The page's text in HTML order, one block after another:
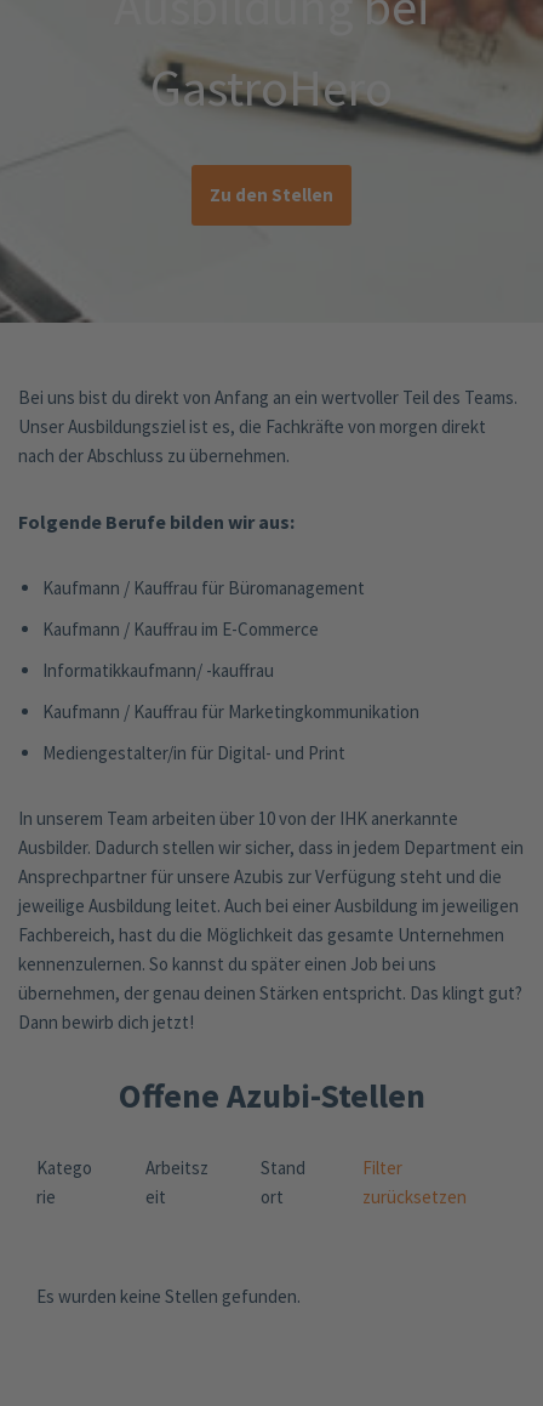
GastroHero
Zu den Stellen
Bei uns bist du direkt von Anfang an ein wertvoller Teil des Teams.
Unser Ausbildungsziel ist es, die Fachkräfte von morgen direkt
nach der Abschluss zu übernehmen.
Folgende Berufe bilden wir aus:
Kaufmann / Kauffrau für Büromanagement
Kaufmann / Kauffrau im E-Commerce
Informatikkaufmann/ -kauffrau
Kaufmann / Kauffrau für Marketingkommunikation
Mediengestalter/in für Digital- und Print
In unserem Team arbeiten über 10 von der IHK anerkannte
Ausbilder. Dadurch stellen wir sicher, dass in jedem Department ein
Ansprechpartner für unsere Azubis zur Verfügung steht und die
jeweilige Ausbildung leitet. Auch bei einer Ausbildung im jeweiligen
Fachbereich, hast du die Möglichkeit das gesamte Unternehmen
kennenzulernen. So kannst du später einen Job bei uns
übernehmen, der genau deinen Stärken entspricht. Das klingt gut?
Dann bewirb dich jetzt!
Offene Azubi-Stellen
Katego
rie
Arbeitsz
eit
Stand
ort
Filter
zurücksetzen
Es wurden keine Stellen gefunden.